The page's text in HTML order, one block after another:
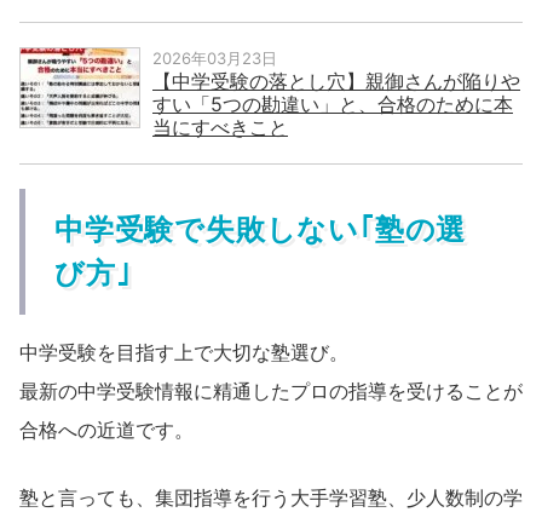
2026年03月23日
【中学受験の落とし穴】親御さんが陥りや
すい「5つの勘違い」と、合格のために本
当にすべきこと
中学受験で失敗しない｢塾の選
び方｣
中学受験を目指す上で大切な塾選び。
最新の中学受験情報に精通したプロの指導を受けることが
合格への近道です。
塾と言っても、集団指導を行う大手学習塾、少人数制の学